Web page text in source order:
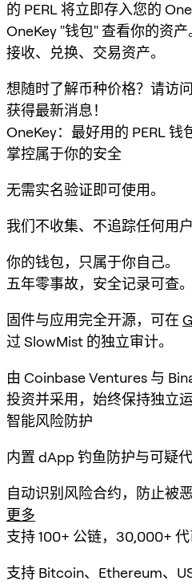
的 PERL 将立即存入您的
OneKey "钱包" 查看你的资产
接收、兑换、交易资产。
想随时了解币种价格？请访
获得最新消息！
OneKey：最好用的 PERL 钱
掌控属于你的安全
无需实名验证即可使用。
我们不收集、不追踪任何用户
你的钱包，只属于你自己。
五年零事故，安全记录可查。
固件与应用完全开源，可在
过 SlowMist 的独立审计。
由 Coinbase Ventures 与
投资并采用，始终保持独立运
智能风险防护
内置 dApp 钓鱼防护与可疑代
自动识别风险合约，防止被
更多
支持 100+ 公链，30,000+ 代
支持 Bitcoin、Ethereum、